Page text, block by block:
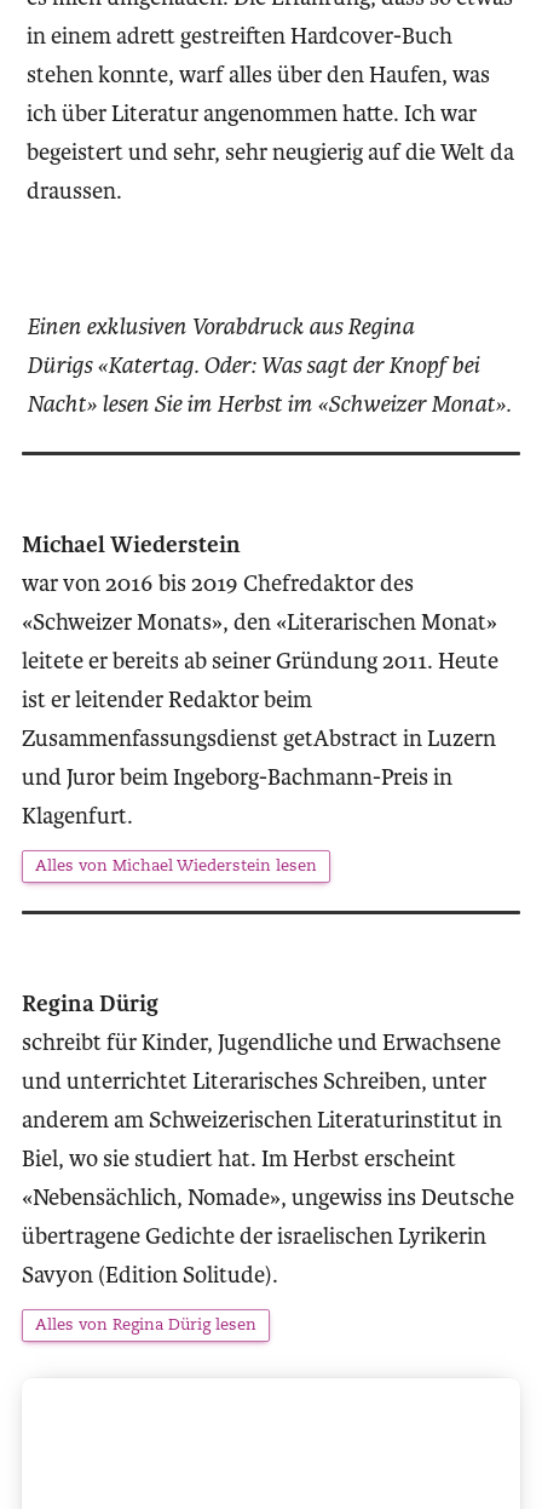
in einem adrett gestreiften Hardcover-Buch
stehen konnte, warf alles über den Haufen, was
ich über Literatur angenommen hatte. Ich war
begeistert und sehr, sehr neugierig auf die Welt da
draussen.
Einen exklusiven Vorabdruck aus Regina
Dürigs «Katertag. Oder: Was sagt der Knopf bei
Nacht» lesen Sie im Herbst im «Schweizer Monat».
Michael Wiederstein
war von 2016 bis 2019 Chefredaktor des
«Schweizer Monats», den «Literarischen Monat»
leitete er bereits ab seiner Gründung 2011. Heute
ist er leitender Redaktor beim
Zusammenfassungsdienst getAbstract in Luzern
und Juror beim Ingeborg-Bachmann-Preis in
Klagenfurt.
Alles von Michael Wiederstein lesen
Regina Dürig
schreibt für Kinder, Jugendliche und Erwachsene
und unterrichtet Literarisches Schreiben, unter
anderem am Schweizerischen Literaturinstitut in
Biel, wo sie studiert hat. Im Herbst erscheint
«Nebensächlich, Nomade», ungewiss ins Deutsche
übertragene Gedichte der israelischen Lyrikerin
Savyon (Edition Solitude).
Alles von Regina Dürig lesen